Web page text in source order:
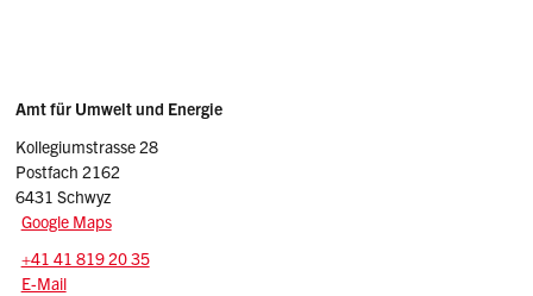
Sidebar
Adresse
Amt für Umwelt und Energie
Kollegiumstrasse 28
Postfach 2162
6431 Schwyz
Google Maps
Tel.:
+41 41 819 20 35
E-Mail: afu
E-Mail